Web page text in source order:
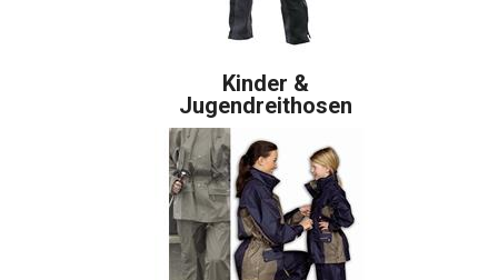
Kinder &
Jugendreithosen